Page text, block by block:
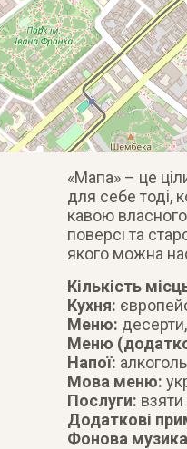
«Мапа» – це
для себе тоді,
кавою
поверсі та
якого можна
Кількість
Кухня:
Меню:
Меню
Напої:
Мова меню:
Послуги:
Додаткові
Фонова